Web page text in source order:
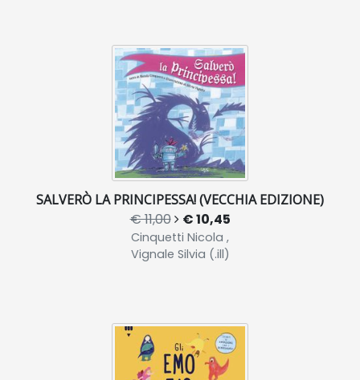
SALVERÒ LA PRINCIPESSA! (VECCHIA EDIZIONE)
€ 11,00 € 10,45
Cinquetti Nicola ,
Vignale Silvia (.ill)